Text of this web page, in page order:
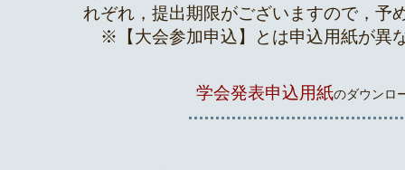
れぞれ，提出期限がございますので，予
※【大会参加申込】とは申込用紙が異
学会発表申込用紙のダ